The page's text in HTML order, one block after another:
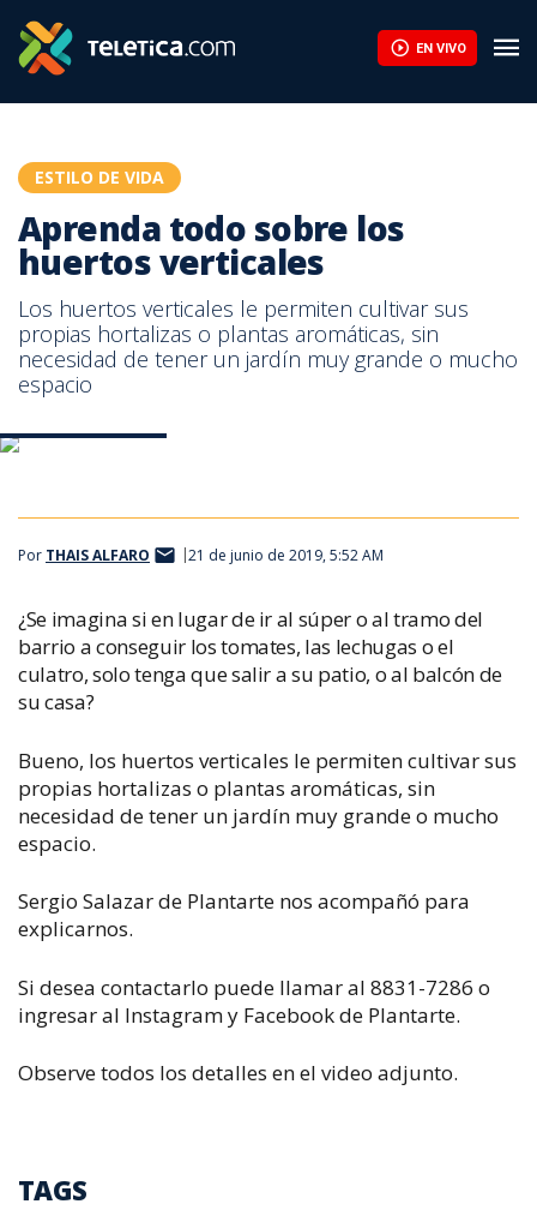
EN VIVO
ESTILO DE VIDA
Aprenda todo sobre los
huertos verticales
Los huertos verticales le permiten cultivar sus
propias hortalizas o plantas aromáticas, sin
necesidad de tener un jardín muy grande o mucho
espacio
Por THAIS ALFARO 21 de junio de 2019, 5:52 AM
¿Se imagina si en lugar de ir al súper o al tramo del
barrio a conseguir los tomates, las lechugas o el
culatro, solo tenga que salir a su patio, o al balcón de
su casa?
Bueno, los huertos verticales le permiten cultivar sus
propias hortalizas o plantas aromáticas, sin
necesidad de tener un jardín muy grande o mucho
espacio.
Sergio Salazar de Plantarte nos acompañó para
explicarnos.
Si desea contactarlo puede llamar al 8831-7286 o
ingresar al Instagram y Facebook de Plantarte.
Observe todos los detalles en el video adjunto.
TAGS